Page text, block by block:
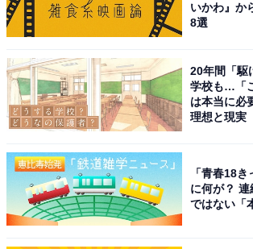
いかわ』か
8選
20年間「駆
学校も…「
は本当に必
理想と現実
「青春18
に何が？
ではない「